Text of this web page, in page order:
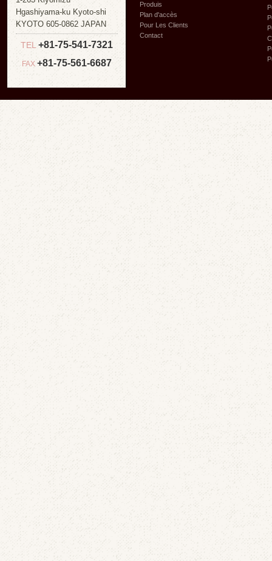
Hgashiyama-ku Kyoto-shi
KYOTO 605-0862 JAPAN
TEL +81-75-541-7321
FAX +81-75-561-6687
Produis
Plan d'accès
Pour Les Clients
Contact